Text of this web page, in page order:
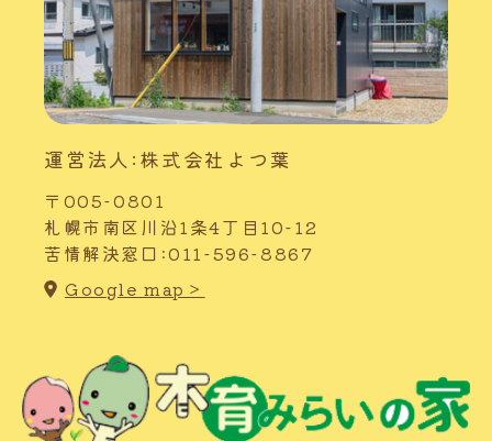
運営法人:株式会社よつ葉
〒005-0801
札幌市南区川沿1条4丁目10-12
苦情解決窓口:011-596-8867
Google map＞